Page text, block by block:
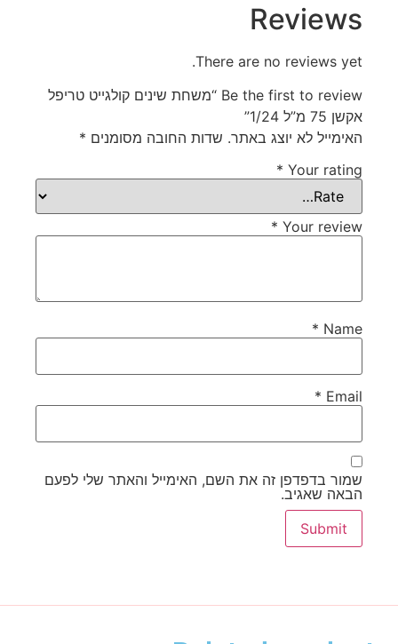
Reviews
There are no reviews yet.
Be the first to review “משחת שינים קולגייט טריפל
אקשן 75 מ”ל 1/24”
האימייל לא יוצג באתר. שדות החובה מסומנים *
Your rating
*
Your review
*
Name
*
Email
*
שמור בדפדפן זה את השם, האימייל והאתר שלי לפעם
הבאה שאגיב.